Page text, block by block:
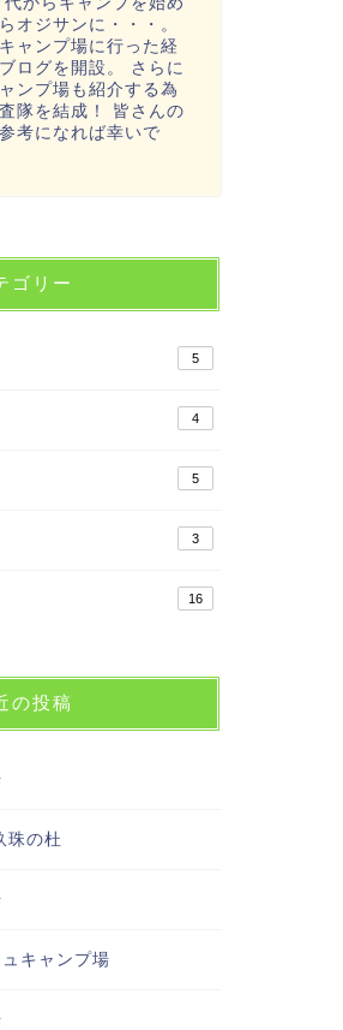
オジサンに・・・。
ャンプ場に行った経
ログを開設。 さらに
ンプ場も紹介する為
隊を結成！ 皆さんの
考になれば幸いで
ゴリー
5
4
5
3
16
の投稿
珠の杜
キャンプ場